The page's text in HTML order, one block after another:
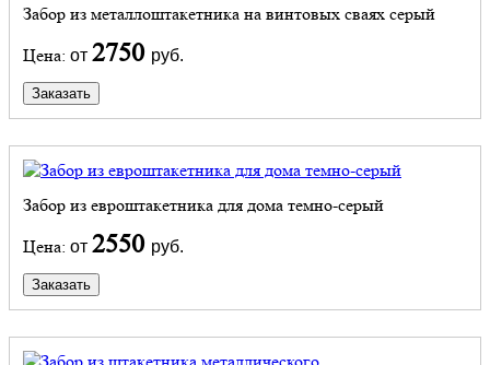
Забор из металлоштакетника на винтовых сваях серый
Цена: от 2750 руб.
Заказать
Забор из евроштакетника для дома темно-серый
Цена: от 2550 руб.
Заказать